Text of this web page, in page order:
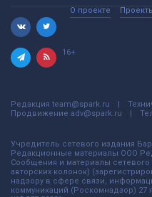
О проекте
16+
Редакция team@spark.ru
Продвижение adv@spark.ru
Учредитель сетевого издания
Редакционные материалы ООО
Сообщения и материалы
авторских колонок)
надзору в сфере связи,
коммуникаций (Роскомнадзор) 27